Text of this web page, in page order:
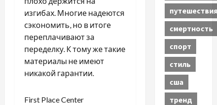
изгибах. Многие надеются
сэкономить, но в итоге
переплачивают за
переделку. К тому же такие
материалы не имеют
никакой гарантии.
First Place Center
смертность
спорт
стиль
сша
тренд